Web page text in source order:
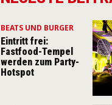
BEATS UND BURGER
Eintritt frei:
Fastfood-Tempel
werden zum Party-
Hotspot